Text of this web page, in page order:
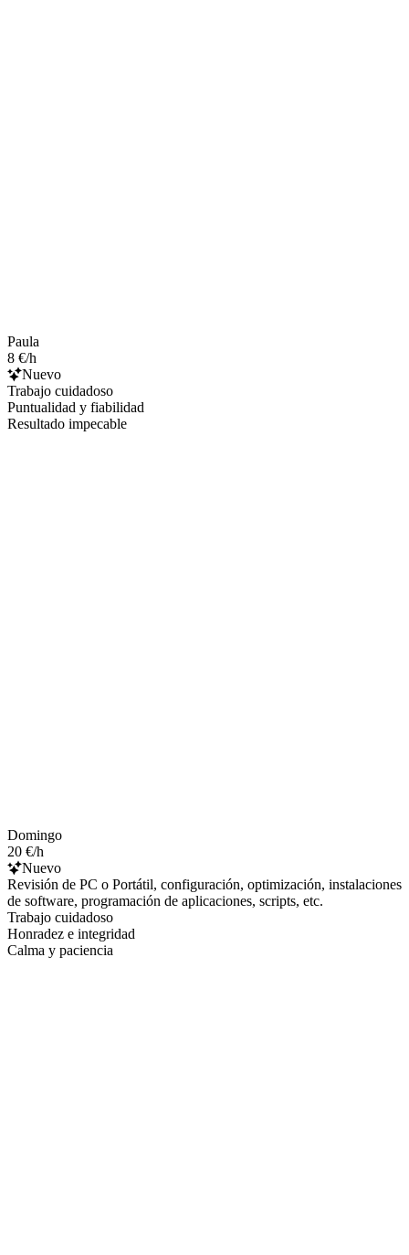
Paula
8 €/h
Nuevo
Trabajo cuidadoso
Puntualidad y fiabilidad
Resultado impecable
Domingo
20 €/h
Nuevo
Revisión de PC o Portátil, configuración, optimización, instalaciones
de software, programación de aplicaciones, scripts, etc.
Trabajo cuidadoso
Honradez e integridad
Calma y paciencia